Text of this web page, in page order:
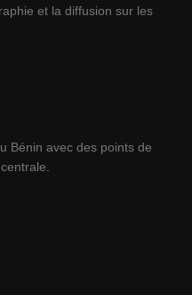
et la diffusion sur les
Bénin avec des points de